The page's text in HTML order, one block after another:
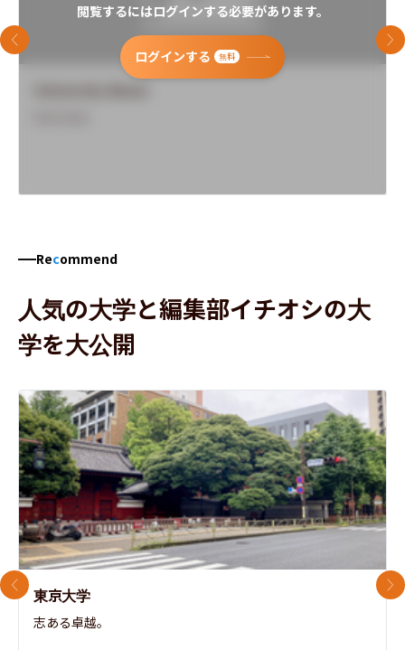
閲覧するにはログインする必要があります。
ログインする 無料
前のスライド 次
Recommend
人気の大学と編集部イチオシの大
学を大公開
東京大学
志ある卓越。
前のスライド 次